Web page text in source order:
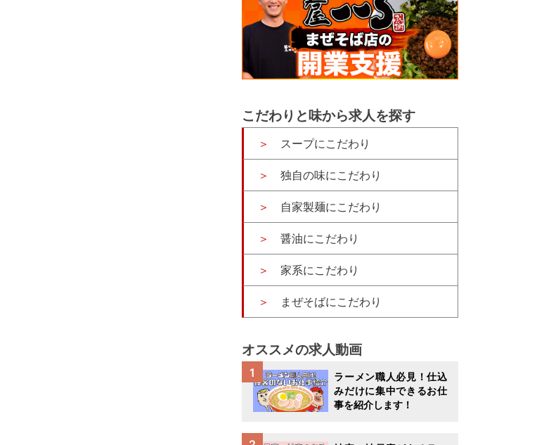
こだわりと味から求人を探す
スープにこだわり
独自の味にこだわり
自家製麺にこだわり
醤油にこだわり
家系にこだわり
まぜそばにこだわり
オススメの求人動画
ラーメン職人必見！仕込
みだけに集中できるお仕
事を紹介します！